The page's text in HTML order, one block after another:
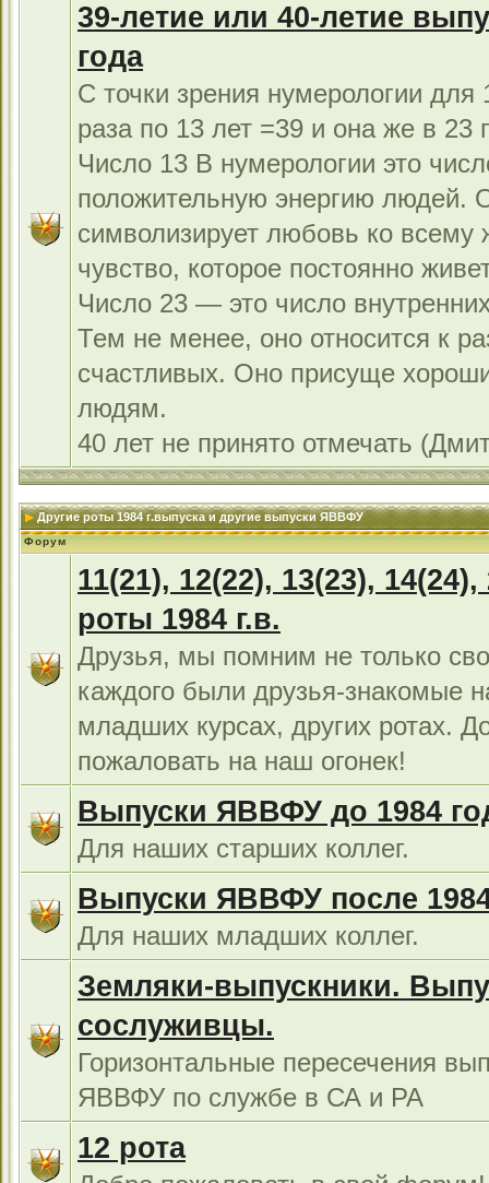
39-летие или 40-летие
года
С точки зрения нумерологии для
раза по 13 лет =39 и она же в 23
Число 13 В нумерологии это
положительную энергию людей.
символизирует любовь ко всему
чувство, которое постоянно
Число 23 — это число
Тем не менее, оно относится к
счастливых. Оно присуще
людям.
40 лет не принято отмечать
Другие роты 1984 г.выпуска и другие выпуски ЯВВФУ
Форум
11(21), 12(22), 13(23),
роты 1984 г.в.
Друзья, мы помним не только
каждого были друзья-знакомые
младших курсах, других ротах.
пожаловать на наш огонек!
Выпуски ЯВВФУ до 1984
Для наших старших коллег.
Выпуски ЯВВФУ после
Для наших младших коллег.
Земляки-выпускники.
сослуживцы.
Горизонтальные пересечения
ЯВВФУ по службе в СА и РА
12 рота